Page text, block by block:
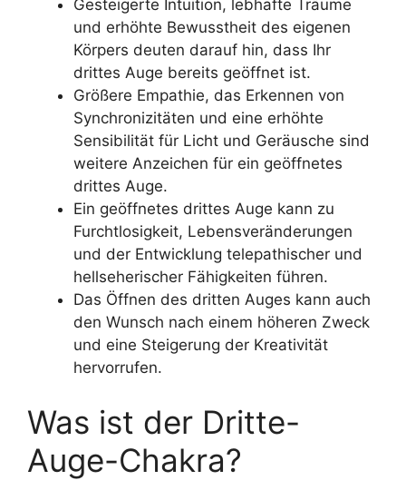
Gesteigerte Intuition, lebhafte Träume
und erhöhte Bewusstheit des eigenen
Körpers deuten darauf hin, dass Ihr
drittes Auge bereits geöffnet ist.
Größere Empathie, das Erkennen von
Synchronizitäten und eine erhöhte
Sensibilität für Licht und Geräusche sind
weitere Anzeichen für ein geöffnetes
drittes Auge.
Ein geöffnetes drittes Auge kann zu
Furchtlosigkeit, Lebensveränderungen
und der Entwicklung telepathischer und
hellseherischer Fähigkeiten führen.
Das Öffnen des dritten Auges kann auch
den Wunsch nach einem höheren Zweck
und eine Steigerung der Kreativität
hervorrufen.
Was ist der Dritte-
Auge-Chakra?